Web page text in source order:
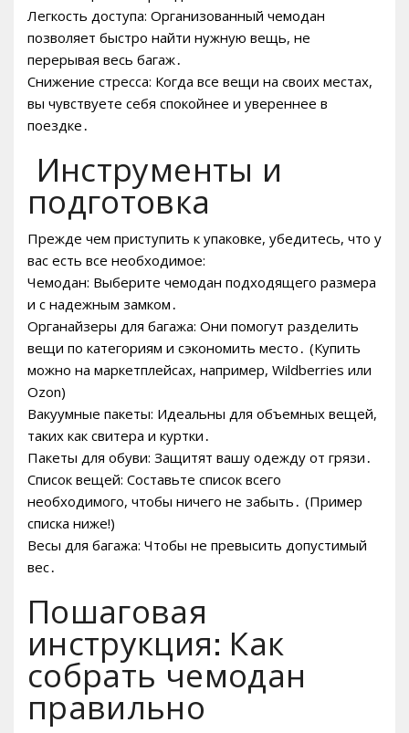
Легкость доступа: Организованный чемодан
позволяет быстро найти нужную вещь, не
перерывая весь багаж․
Снижение стресса: Когда все вещи на своих местах,
вы чувствуете себя спокойнее и увереннее в
поездке․
️ Инструменты и
подготовка
Прежде чем приступить к упаковке, убедитесь, что у
вас есть все необходимое:
Чемодан: Выберите чемодан подходящего размера
и с надежным замком․
Органайзеры для багажа: Они помогут разделить
вещи по категориям и сэкономить место․ (Купить
можно на маркетплейсах, например, Wildberries или
Ozon)
Вакуумные пакеты: Идеальны для объемных вещей,
таких как свитера и куртки․
Пакеты для обуви: Защитят вашу одежду от грязи․
Список вещей: Составьте список всего
необходимого, чтобы ничего не забыть․ (Пример
списка ниже!)
Весы для багажа: Чтобы не превысить допустимый
вес․
Пошаговая
инструкция: Как
собрать чемодан
правильно